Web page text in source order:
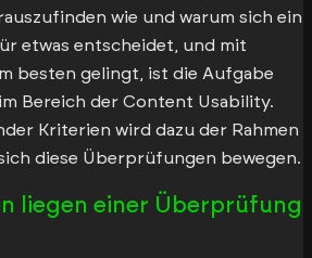
wie und warum sich ein
etwas entscheidet, und mit
besten gelingt, ist die Aufgabe
Bereich der Content Usability.
Kriterien wird dazu der Rahmen
diese Überprüfungen bewegen.
liegen einer Überprüfung